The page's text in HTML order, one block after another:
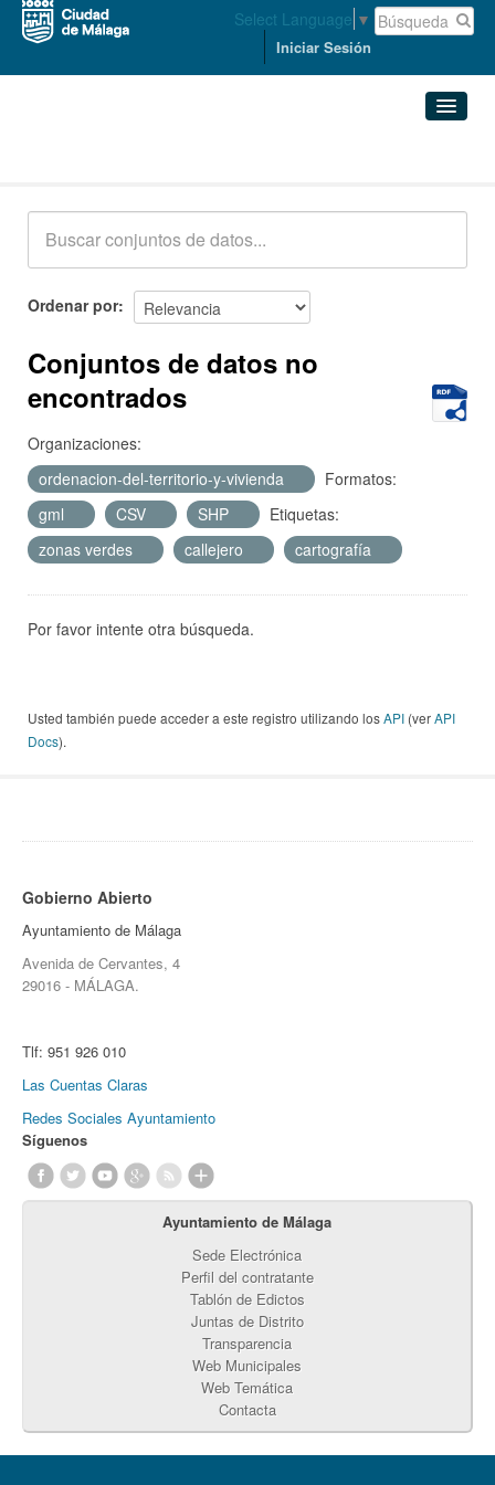
Select Language ▼
Iniciar Sesión
Acerca de
Ordenar por
Conjuntos de datos no
encontrados
Organizaciones:
ordenacion-del-territorio-y-vivienda
Formatos:
gml
CSV SHP
Etiquetas:
zonas verdes
callejero cartografía
Por favor intente otra búsqueda.
Usted también puede acceder a este registro utilizando losAPI (verAPI
Docs).
Gobierno Abierto
Ayuntamiento de Málaga
Avenida de Cervantes, 4
29016 - MÁLAGA.
Tlf: 951 926 010
Las Cuentas Claras
Redes Sociales Ayuntamiento
Síguenos
Ayuntamiento de Málaga
Sede Electrónica
Perfil del contratante
Tablón de Edictos
Juntas de Distrito
Transparencia
Web Municipales
Web Temática
Contacta